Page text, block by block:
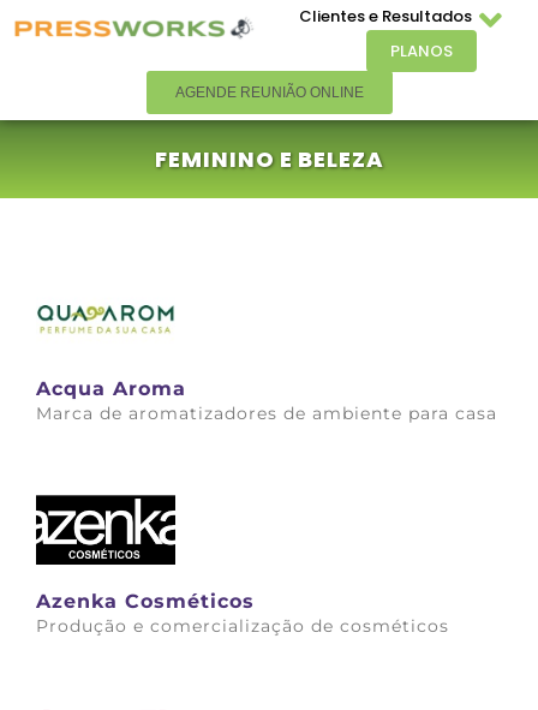
Clientes e Resultados
PLANOS
AGENDE REUNIÃO ONLINE
FEMININO E BELEZA
Acqua Aroma
Marca de aromatizadores de ambiente para casa
Azenka Cosméticos
Produção e comercialização de cosméticos